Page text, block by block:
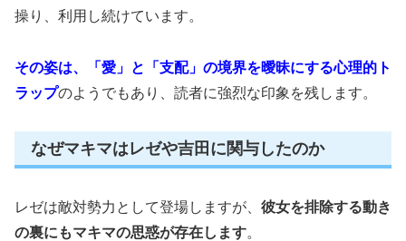
操り、利用し続けています。
その姿は、「愛」と「支配」の境界を曖昧にする心理的ト
ラップのようでもあり、読者に強烈な印象を残します。
なぜマキマはレゼや吉田に関与したのか
レゼは敵対勢力として登場しますが、 彼女を排除する動き
の裏にもマキマの思惑が存在します。